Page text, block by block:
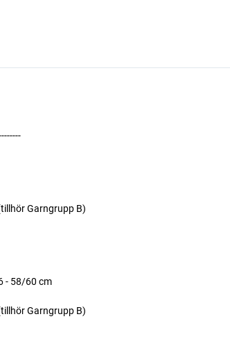
Garngrupp B)
- 58/60 cm
Garngrupp B)